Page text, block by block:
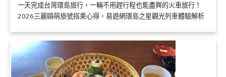
一天完成台灣環島旅行，一輛不用趕行程也能盡興的火車旅行！
2026三麗鷗萌旅號搭乘心得，易遊網環島之星觀光列車體驗解析